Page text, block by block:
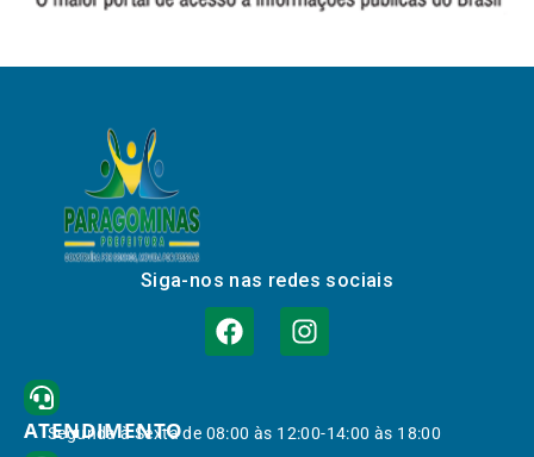
Siga-nos nas redes sociais
ATENDIMENTO
Segunda à Sexta de 08:00 às 12:00-14:00 às 18:00